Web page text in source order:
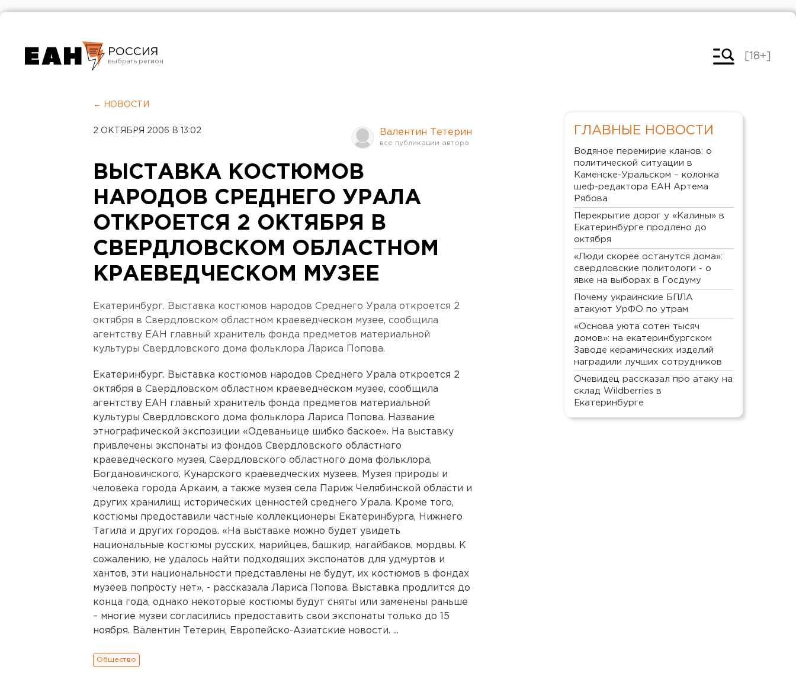
РОССИЯ
Челябинск
[18+]
← НОВОСТИ
2 ОКТЯБРЯ 2006 В 13:02 Валентин Тетерин
ВЫСТАВКА КОСТЮМОВ
НАРОДОВ СРЕДНЕГО УРАЛА
ОТКРОЕТСЯ 2 ОКТЯБРЯ В
СВЕРДЛОВСКОМ ОБЛАСТНОМ
КРАЕВЕДЧЕСКОМ МУЗЕЕ
Екатеринбург. Выставка костюмов народов Среднего Урала откроется 2
октября в Свердловском областном краеведческом музее, сообщила
агентству ЕАН главный хранитель фонда предметов материальной
культуры Свердловского дома фольклора Лариса Попова.
Екатеринбург. Выставка костюмов народов Среднего Урала откроется 2
октября в Свердловском областном краеведческом музее, сообщила
агентству ЕАН главный хранитель фонда предметов материальной
культуры Свердловского дома фольклора Лариса Попова. Название
этнографической экспозиции «Одеваньице шибко баское». На выставку
привлечены экспонаты из фондов Свердловского областного
краеведческого музея, Свердловского областного дома фольклора,
Богдановичского, Кунарского краеведческих музеев, Музея природы и
человека города Аркаим, а также музея села Париж Челябинской области и
других хранилищ исторических ценностей среднего Урала. Кроме того,
костюмы предоставили частные коллекционеры Екатеринбурга, Нижнего
Тагила и других городов. «На выставке можно будет увидеть
национальные костюмы русских, марийцев, башкир, нагайбаков, мордвы. К
сожалению, не удалось найти подходящих экспонатов для удмуртов и
хантов, эти национальности представлены не будут, их костюмов в фондах
музеев попросту нет», - рассказала Лариса Попова. Выставка продлится до
конца года, однако некоторые костюмы будут сняты или заменены раньше
– многие музеи согласились предоставить свои экспонаты только до 15
ноября. Валентин Тетерин, Европейско-Азиатские новости. ...
Общество
ГЛАВНЫЕ НОВОСТИ
Водяное перемирие кланов: о
политической ситуации в
Каменске-Уральском – колонка
шеф-редактора ЕАН Артема
Рябова
Перекрытие дорог у «Калины» в
Екатеринбурге продлено до
октября
«Люди скорее останутся дома»:
свердловские политологи - о
явке на выборах в Госдуму
Почему украинские БПЛА
атакуют УрФО по утрам
«Основа уюта сотен тысяч
домов»: на екатеринбургском
Заводе керамических изделий
наградили лучших сотрудников
Очевидец рассказал про атаку на
склад Wildberries в
Екатеринбурге